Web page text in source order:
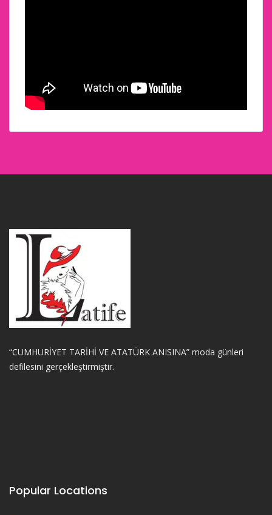
“CUMHURİYET TARİHİ VE ATATÜRK ANISINA” moda günleri
defilesini gerçekleştirmiştir.
Popular Locations